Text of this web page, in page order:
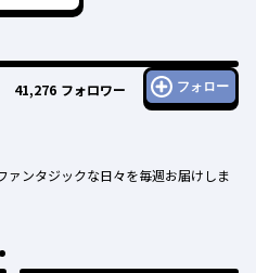
41,276 フォロワー フォロー
ァンタジックな日々を毎週お届けしま